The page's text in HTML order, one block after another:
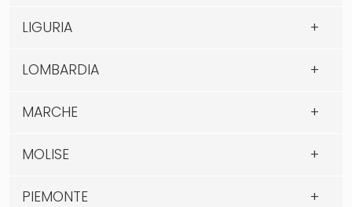
LIGURIA
LOMBARDIA
MARCHE
MOLISE
PIEMONTE